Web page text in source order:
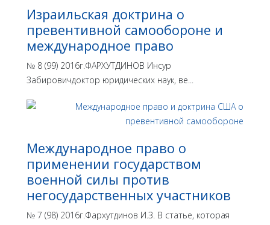
Израильская доктрина o
превентивной самообороне и
международное право
№ 8 (99) 2016г.ФАРХУТДИНОВ Инсур
Забировичдоктор юридических наук, ве...
Международное право о
применении государством
военной силы против
негосударственных участников
№ 7 (98) 2016г.Фархутдинов И.З. В статье, которая